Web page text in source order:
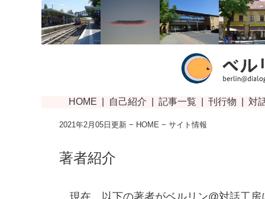
2021年2月05日更新 − HOME − サイト情報
著者紹介
現在、以下の著者がベルリン@対話工